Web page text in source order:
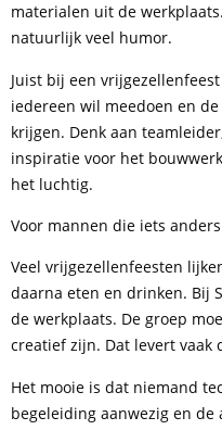
materialen uit de
natuurlijk veel humor.
Juist bij een
iedereen wil meedoen en
krijgen. Denk aan
inspiratie voor het
het luchtig.
Voor mannen die iets
Veel vrijgezellenfeesten
daarna eten en drinken. Bij
de werkplaats. De groep
creatief zijn. Dat levert vaak
Het mooie is dat niemand
begeleiding aanwezig en